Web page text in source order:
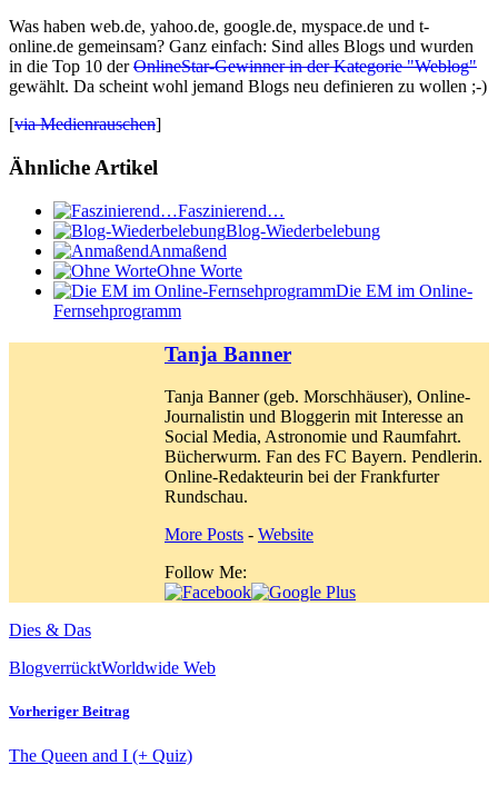
Was haben web.de, yahoo.de, google.de, myspace.de und t-
online.de gemeinsam? Ganz einfach: Sind alles Blogs und wurden
in die Top 10 derOnlineStar-Gewinner in der Kategorie "Weblog"
gewählt. Da scheint wohl jemand Blogs neu definieren zu wollen ;-)
[via Medienrauschen]
Ähnliche Artikel
Faszinierend…
Blog-Wiederbelebung
Anmaßend
Ohne Worte
Die EM im Online-
Fernsehprogramm
Tanja Banner
Tanja Banner (geb. Morschhäuser), Online-
Journalistin und Bloggerin mit Interesse an
Social Media, Astronomie und Raumfahrt.
Bücherwurm. Fan des FC Bayern. Pendlerin.
Online-Redakteurin bei der Frankfurter
Rundschau.
More Posts - Website
Follow Me:
Dies & Das
BlogverrücktWorldwide Web
Vorheriger Beitrag
The Queen and I (+ Quiz)